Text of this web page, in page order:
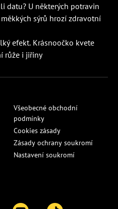
datu? U některých potravin
sýrů hrozí zdravotní
efekt. Krásnoočko kvete
růže i jiřiny
Všeobecné obchodní
podmínky
Cookies zásady
Zásady ochrany soukromí
Nastavení soukromí